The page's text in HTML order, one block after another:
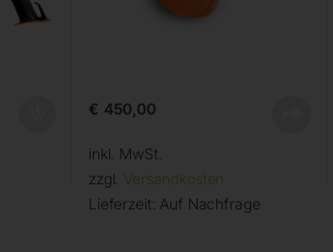
€ 450,00
inkl. MwSt.
zzgl. Versandkosten
Lieferzeit: Auf Nachfrage